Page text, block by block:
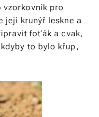
vzorkovník pro
její krunýř leskne a
foťák a cvak,
to bylo křup,